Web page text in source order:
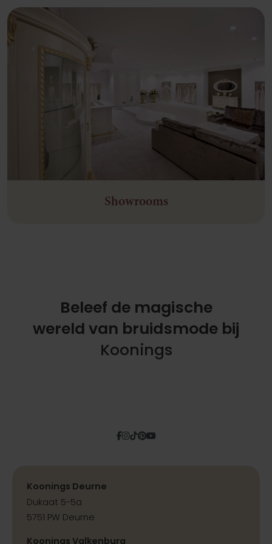
Showrooms
Beleef de magische
wereld van bruidsmode bij
Koonings
Facebook
Instagram
Tiktok
Pinterest
YouTube
Koonings Deurne
Dukaat 5-5a
5751 PW Deurne
Koonings Valkenburg